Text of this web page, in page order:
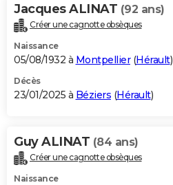
Bricolage
Lifestyle
Culture
Sport
Auto
Television
Voyage
Cinema
Jacques ALINAT (92 ans)
Créer une cagnotte obsèques
Naissance
05/08/1932 à Montpellier(Hérault)
Décès
23/01/2025 à Béziers (Hérault)
Guy ALINAT (84 ans)
Créer une cagnotte obsèques
Naissance